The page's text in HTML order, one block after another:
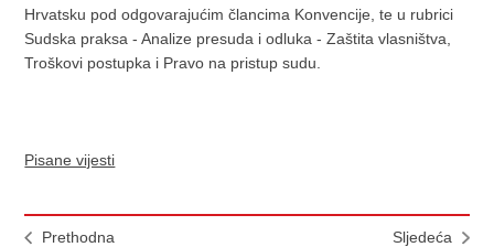
Hrvatsku pod odgovarajućim člancima Konvencije, te u rubrici
Sudska praksa - Analize presuda i odluka - Zaštita vlasništva,
Troškovi postupka i Pravo na pristup sudu.
Pisane vijesti
Prethodna
Sljedeća